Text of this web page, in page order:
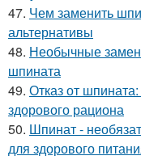
47. Чем заменить
альтернативы
48. Необычные
шпината
49. Отказ от
здорового рациона
50. Шпинат -
для здорового